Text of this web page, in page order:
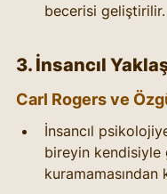
becerisi geliştirilir.
3. İnsancıl
Carl Rogers ve
İnsancıl
bireyin kendisiyle
kuramamasından